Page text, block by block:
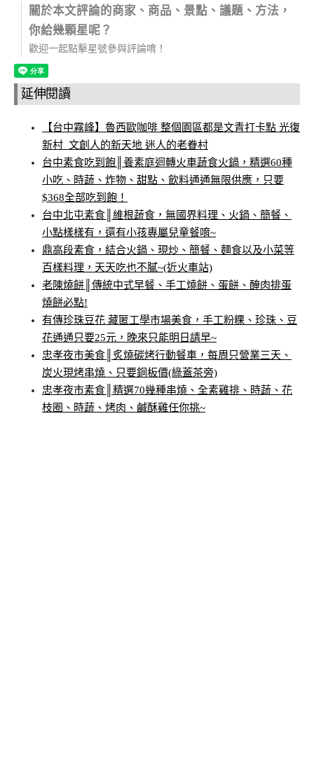
關於本文評論的商家、商品、景點、議題、方法，
你給幾顆星呢？
歡迎一起點擊星號參與評論唷！
延伸閱讀
【台中霧峰】魯西歐咖啡 整個園區都是文青打卡點 光復
新村_文創人的新天地 迷人的老眷村
台中素食吃到飽║養素庭迴轉火車蔬食火鍋，精選60種
小吃、時蔬、炸物、甜點、飲料通通無限供應，只要
$368全部吃到飽！
台中北屯素食║維根蔬食，無國界料理、火鍋、簡餐、
小點樣樣有，還有小孩專屬兒童餐唷~
鼎高段素食，結合火鍋、現炒、簡餐、麵食以及小菜等
百樣料理，天天吃也不膩~(近火車站)
老陳燒餅║傳統中式早餐、手工燒餅、蛋餅、醃肉排蛋
燒餅必點!
有傳珍珠豆花 藏匿工學市場美食，手工粉粿、珍珠、豆
花通通只要25元，晚來只能明日請早~
忠孝夜市美食║炙燒碳烤行動餐車，每周只營業三天、
炭火現烤串燒、只要銅板價(綠蓋茶旁)
忠孝夜市素食║精選70幾種串燒、全素雞排、時蔬、花
枝圈、時蔬、烤肉、鹹酥雞任你挑~